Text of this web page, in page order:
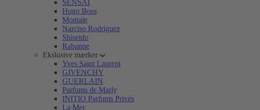
SENSAI
Hugo Boss
Montale
Narciso Rodriguez
Shiseido
Rabanne
Ekslusive mærker
Yves Saint Laurent
GIVENCHY
GUERLAIN
Parfums de Marly
INITIO Parfums Privés
La Mer